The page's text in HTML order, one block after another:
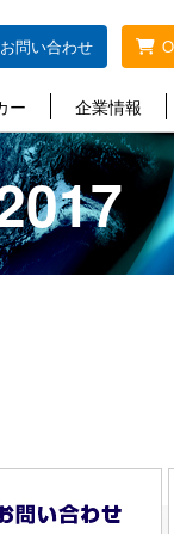
お問い合わせ
ー 企業情報